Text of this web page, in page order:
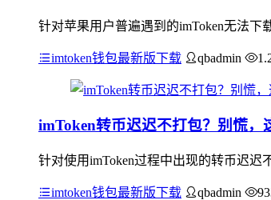
针对苹果用户普遍遇到的imToken无法下
imtoken钱包最新版下载 qbadmin
imToken转币迟迟不打包？别慌
针对使用imToken过程中出现的转币迟
imtoken钱包最新版下载 qbadmin